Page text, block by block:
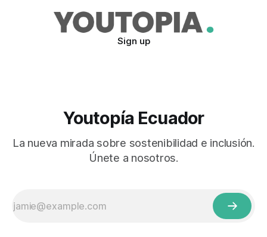
Sign up
Youtopía Ecuador
La nueva mirada sobre sostenibilidad e inclusión.
Únete a nosotros.